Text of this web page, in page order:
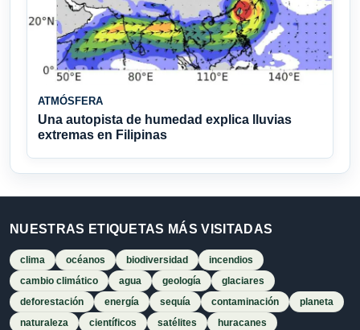
ATMÓSFERA
Una autopista de humedad explica lluvias
extremas en Filipinas
NUESTRAS ETIQUETAS MÁS VISITADAS
clima océanos biodiversidad
incendios
cambio climático
agua geología
glaciares
deforestación
energía sequía contaminación
planeta
naturaleza
científicos satélites
huracanes